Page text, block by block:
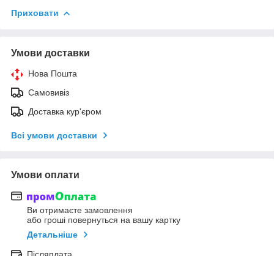
Приховати
Умови доставки
Нова Пошта
Самовивіз
Доставка кур'єром
Всі умови доставки
Умови оплати
Ви отримаєте замовлення
або гроші повернуться на вашу картку
Детальніше